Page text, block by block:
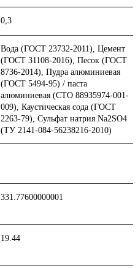
0,3
Вода (ГОСТ 23732-2011), Цемент
(ГОСТ 31108-2016), Песок (ГОСТ
8736-2014), Пудра алюминиевая
(ГОСТ 5494-95) / паста
алюминиевая (СТО 88935974-001-
009), Каустическая сода (ГОСТ
2263-79), Сульфат натрия Na2SO4
(ТУ 2141-084-56238216-2010)
331.77600000001
19.44